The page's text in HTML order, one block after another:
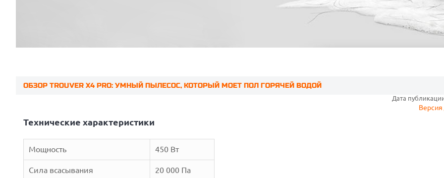
ОБЗОР TROUVER X4 PRO: УМНЫЙ ПЫЛЕСОС, КОТОРЫЙ МОЕТ ПОЛ ГОРЯЧЕЙ ВОДОЙ
Дата
Версия
Технические характеристики
Мощность 450 Вт
Сила всасывания 20 000 Па
Prev